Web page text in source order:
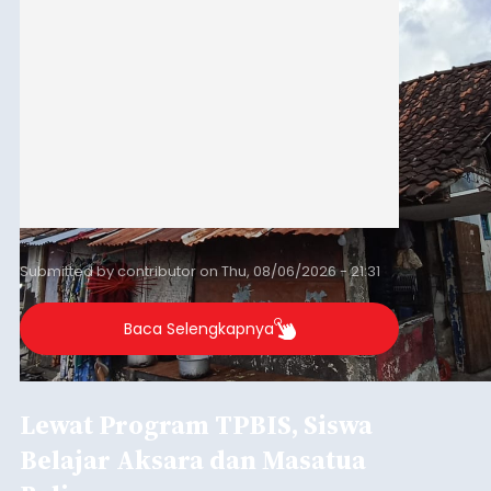
Submitted bycontributoronThu, 08/06/2026 - 21:31
Baca Selengkapnya
Lewat Program TPBIS, Siswa
Belajar Aksara dan Masatua